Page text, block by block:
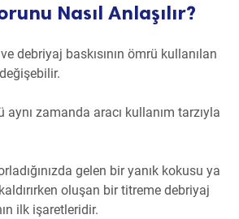
Nasıl Anlaşılır?
debriyaj baskısının ömrü kullanılan
zamanda aracı kullanım tarzıyla
gelen bir yanık kokusu ya
oluşan bir titreme debriyaj
ilk işaretleridir.